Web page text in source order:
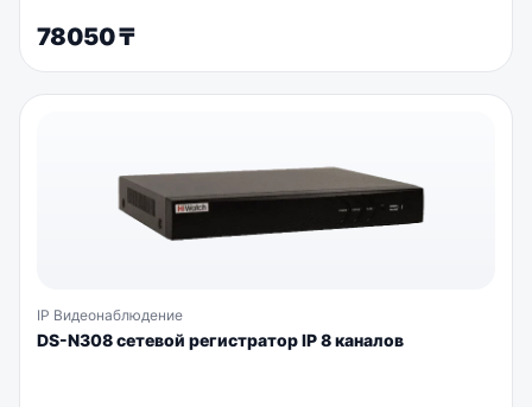
78050₸
IP Видеонаблюдение
DS-N308 сетевой регистратор IP 8 каналов